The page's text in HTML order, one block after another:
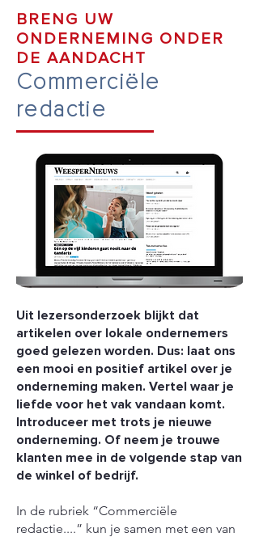
BRENG UW
ONDERNEMING ONDER
DE AANDACHT
Commerciële
redactie
Uit lezersonderzoek blijkt dat
artikelen over lokale ondernemers
goed gelezen worden. Dus: laat ons
een mooi en positief artikel over je
onderneming maken. Vertel waar je
liefde voor het vak vandaan komt.
Introduceer met trots je nieuwe
onderneming. Of neem je trouwe
klanten mee in de volgende stap van
de winkel of bedrijf.
In de rubriek “Commerciële
redactie....” kun je samen met een van